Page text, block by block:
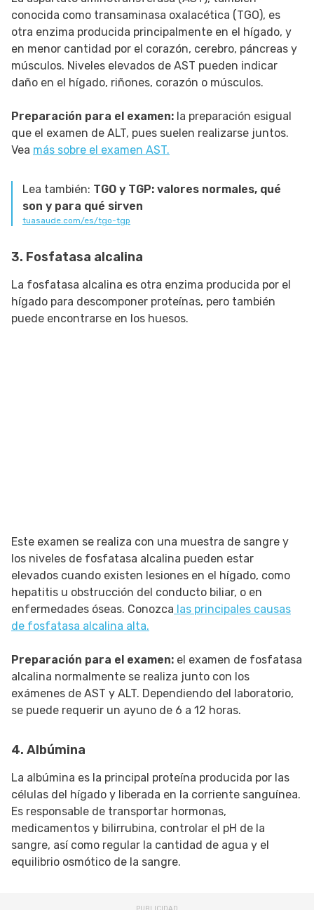
conocida como transaminasa oxalacética (TGO), es
otra enzima producida principalmente en el hígado, y
en menor cantidad por el corazón, cerebro, páncreas y
músculos. Niveles elevados de AST pueden indicar
daño en el hígado, riñones, corazón o músculos.
Preparación para el examen: la preparación esigual
que el examen de ALT, pues suelen realizarse juntos.
Vea más sobre el examen AST.
Lea también: TGO y TGP: valores normales, qué
son y para qué sirven
tuasaude.com/es/tgo-tgp
3. Fosfatasa alcalina
La fosfatasa alcalina es otra enzima producida por el
hígado para descomponer proteínas, pero también
puede encontrarse en los huesos.
Este examen se realiza con una muestra de sangre y
los niveles de fosfatasa alcalina pueden estar
elevados cuando existen lesiones en el hígado, como
hepatitis u obstrucción del conducto biliar, o en
enfermedades óseas. Conozca las principales causas
de fosfatasa alcalina alta.
Preparación para el examen: el examen de fosfatasa
alcalina normalmente se realiza junto con los
exámenes de AST y ALT. Dependiendo del laboratorio,
se puede requerir un ayuno de 6 a 12 horas.
4. Albúmina
La albúmina es la principal proteína producida por las
células del hígado y liberada en la corriente sanguínea.
Es responsable de transportar hormonas,
medicamentos y bilirrubina, controlar el pH de la
sangre, así como regular la cantidad de agua y el
equilibrio osmótico de la sangre.